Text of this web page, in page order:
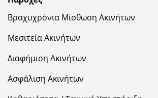
Βραχυχρόνια Μίσθωση Ακινήτων
Μεσιτεία Ακινήτων
Διαφήμιση Ακινήτων
Ασφάλιση Ακινήτων